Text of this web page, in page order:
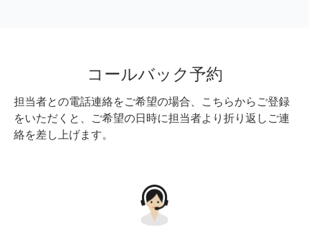
コールバック予約
担当者との電話連絡をご希望の場合、こちらからご登録
をいただくと、ご希望の日時に担当者より折り返しご連
絡を差し上げます。